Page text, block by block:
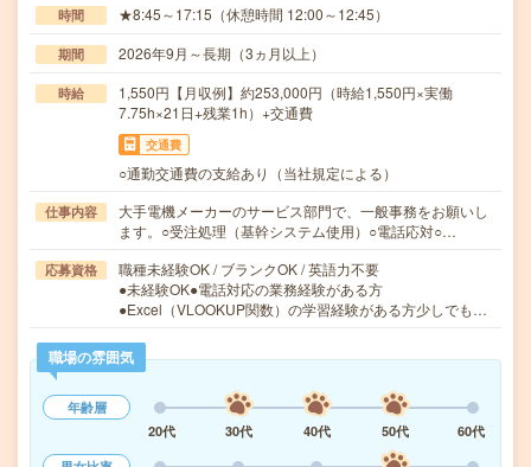
時間 ★8:45～17:15（休憩時間 12:00～12:45）
期間 2026年9月～長期（3ヵ月以上）
時給
1,550円【月収例】約253,000円（時給1,550円×実働
7.75h×21日+残業1h）+交通費
交通費
○通勤交通費の支給あり（当社規定による）
仕事内容
大手電機メーカーのサービス部門で、一般事務をお願いし
ます。○受注処理（基幹システム使用）○電話応対○…
応募資格
職種未経験OK / ブランクOK / 英語力不要
●未経験OK●電話対応の業務経験がある方
●Excel（VLOOKUP関数）の学習経験がある方少しでも…
職場の雰囲気
年齢層
20代
30代 40代 50代
60代